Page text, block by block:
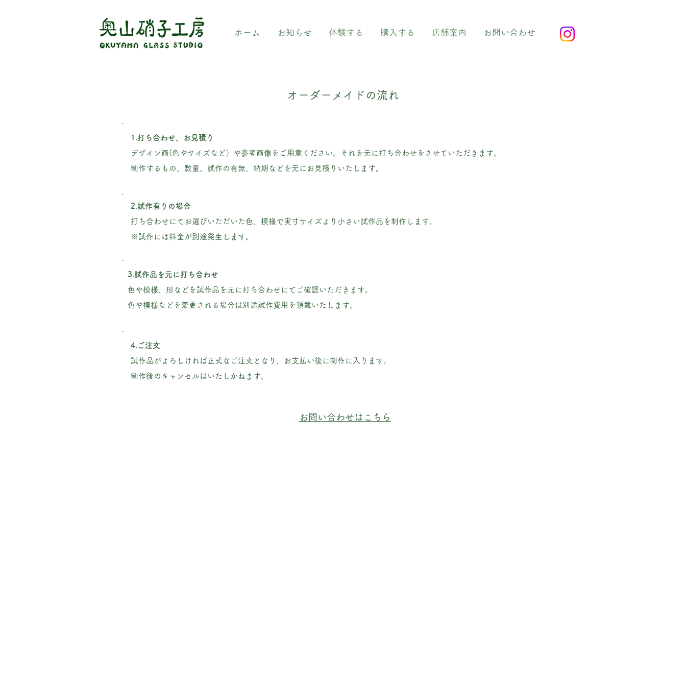
ホーム お知らせ 体験する 購入する 店舗案内 お問い合わせ
​オーダーメイドの流れ
1.打ち合わせ、お見積り
デザイン画(色やサイズなど）や参考画像をご用意ください。それを元に打ち合わせをさせていただきます。
制作するもの、数量、試作の有無、納期などを元にお見積りいたします。
2.試作有りの場合
打ち合わせにてお選びいただいた色、模様で実寸サイズより小さい試作品を制作します。
※試作には料金が別途発生します。
3.試作品を元に打ち合わせ
色や模様、形などを試作品を元に打ち合わせにてご確認いただきます。
色や模様などを変更される場合は別途試作費用を頂戴いたします。
4.ご注文
試作品がよろしければ正式なご注文となり、お支払い後に制作に入ります。
制作後のキャンセルはいたしかねます。
​お問い合わせはこちら